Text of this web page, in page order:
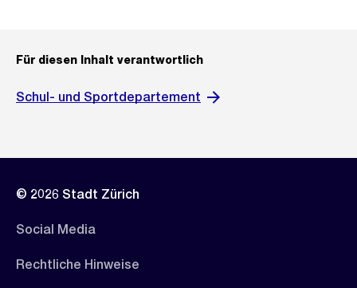
Für diesen Inhalt verantwortlich
Schul- und Sportdepartement
© 2026 Stadt Zürich
Social Media
Rechtliche Hinweise